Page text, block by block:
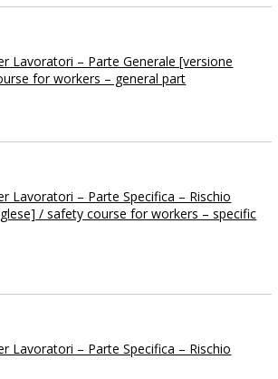
Lavoratori – Parte Generale [versione
for workers – general part
Lavoratori – Parte Specifica – Rischio
/ safety course for workers – specific
Lavoratori – Parte Specifica – Rischio